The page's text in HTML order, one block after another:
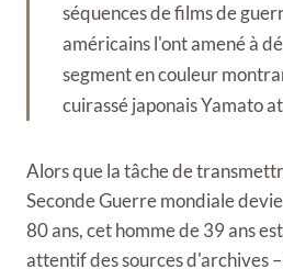
séquences de films de
américains l'ont amené à
segment en couleur
cuirassé japonais Yamato
Alors que la tâche de
Seconde Guerre mondiale
80 ans, cet homme de 39 ans
attentif des sources d'archives